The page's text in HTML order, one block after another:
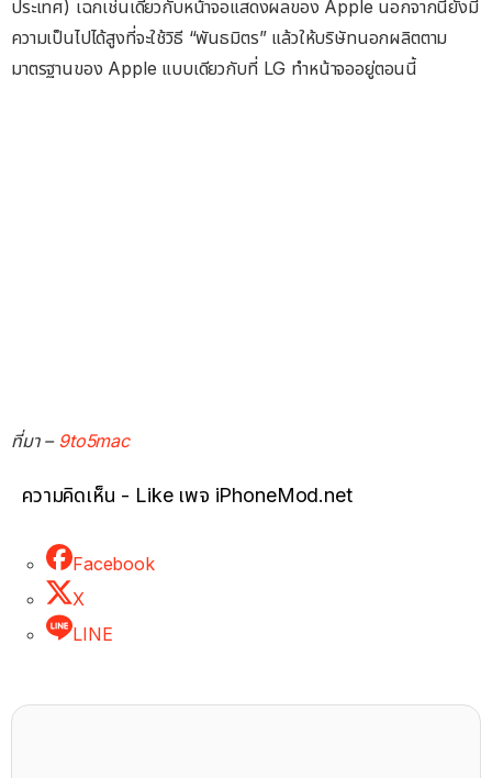
ประเทศ) เฉกเช่นเดียวกับหน้าจอแสดงผลของ Apple นอกจากนี้ยังมี
ความเป็นไปได้สูงที่จะใช้วิธี “พันธมิตร” แล้วให้บริษัทนอกผลิตตาม
มาตรฐานของ Apple แบบเดียวกับที่ LG ทำหน้าจออยู่ตอนนี้
ที่มา – 9to5mac
ความคิดเห็น - Like เพจ iPhoneMod.net
Facebook
X
LINE